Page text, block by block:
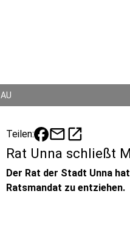
AU
Teilen: mailopen_in_new
Rat Unna schließt
Der Rat der Stadt Unna
Ratsmandat zu entziehen.